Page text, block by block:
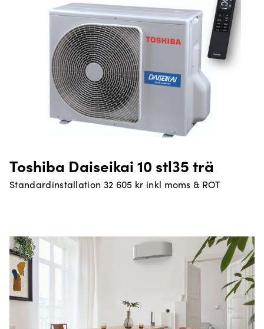
Toshiba Daiseikai 10 stl35 trä
Standardinstallation 32 605 kr inkl moms & ROT